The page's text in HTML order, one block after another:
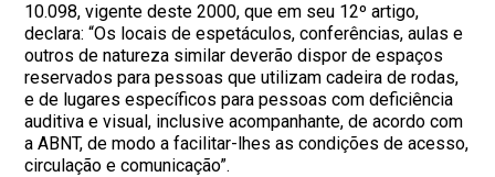
10.098, vigente deste 2000, que em seu 12º artigo,
declara: “Os locais de espetáculos, conferências, aulas e
outros de natureza similar deverão dispor de espaços
reservados para pessoas que utilizam cadeira de rodas,
e de lugares específicos para pessoas com deficiência
auditiva e visual, inclusive acompanhante, de acordo com
a ABNT, de modo a facilitar-lhes as condições de acesso,
circulação e comunicação”.